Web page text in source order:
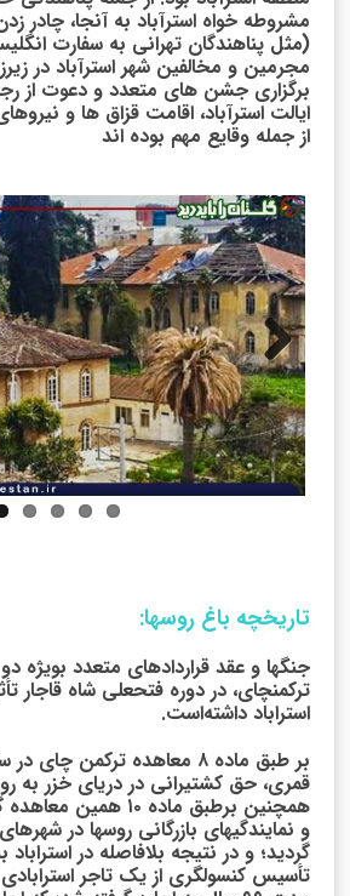
مشروطه خواه استرآباد به آنجا، چادر
(مثل پناهندگان تهرانی به سفارت
مجرمین و مخالفین شهر استرآباد در
برگزاری جشن های متعدد و دعوت از
ایالت استرآباد، اقامت قزاق ها و
از جمله وقایع مهم بوده اند
Previo
us
تاریخچه باغ روسها:
جنگها و عقد قراردادهای متعدد بویژه
ترکمنچای، در دوره فتحعلی شاه قاجار
استراباد داشته‌است.
قمری، حق کشتیرانی در دریای خزر به
همچنین برطبق ماده ۱۰
و نمایندگیهای بازرگانی روسها در شهرهای
گردید؛ و در نتیجه بلافاصله در استراباد
تأسیس کنسولگری از یک تاجر